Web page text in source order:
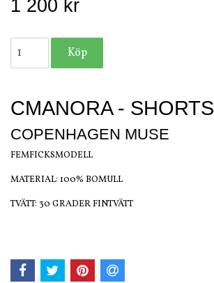
1 200 kr
CMANORA - SHORTS
COPENHAGEN MUSE
FEMFICKSMODELL
MATERIAL: 100% BOMULL
TVÄTT: 30 GRADER FINTVÄTT